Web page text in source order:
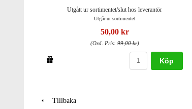
Utgått ur sortimentet/slut hos leverantör
Utgår ur sortimentet
50,00 kr
(Ord. Pris:99,00 kr)
Köp
Tillbaka